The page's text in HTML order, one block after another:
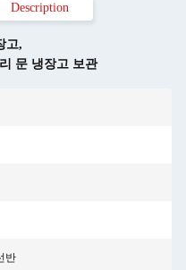
Description
고,
문 냉장고 보관
반